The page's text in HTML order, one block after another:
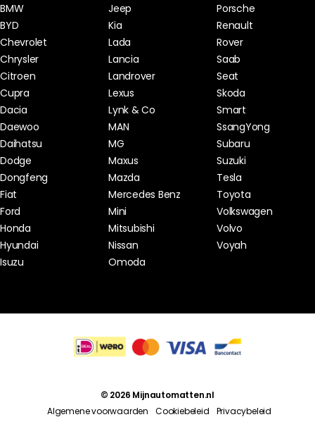
BMW
BYD
Chevrolet
Chrysler
Citroen
Cupra
Dacia
Daewoo
Daihatsu
Dodge
Dongfeng
Fiat
Ford
Honda
Hyundai
Isuzu
Jeep
Kia
Lada
Lancia
Landrover
Lexus
Lynk & Co
MAN
MG
Maxus
Mazda
Mercedes Benz
Mini
Mitsubishi
Nissan
Omoda
Porsche
Renault
Rover
Saab
Seat
Skoda
Smart
SsangYong
Subaru
Suzuki
Tesla
Toyota
Volkswagen
Volvo
Voyah
© 2026 Mijnautomatten.nl
Algemene voorwaarden
Cookiebeleid Privacybeleid